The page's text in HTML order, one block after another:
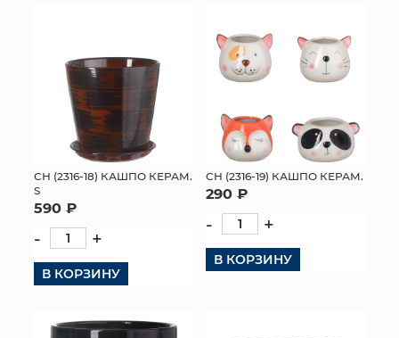
СН (2316-18) КАШПО КЕРАМ.
S
590 ₽
- +
В КОРЗИНУ
СН (2316-19) КАШПО КЕРАМ.
290 ₽
- +
В КОРЗИНУ